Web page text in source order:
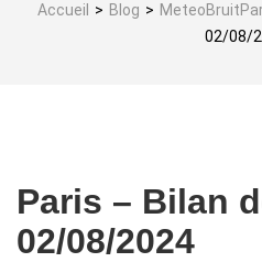
Accueil > Blog >
02/08/
Paris – Bilan
02/08/2024